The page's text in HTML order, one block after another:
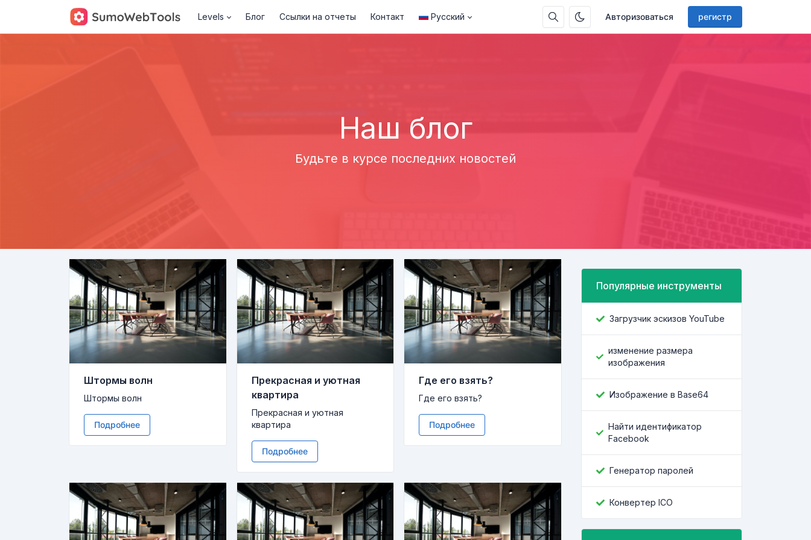
Авторизоваться регистр
Levels Блог Ссылки на отчеты Контакт Русский
Наш блог
Будьте в курсе последних новостей
Штормы волн
Штормы волн
Подробнее
Прекрасная и уютная
квартира
Прекрасная и уютная
квартира
Подробнее
Где его взять?
Где его взять?
Подробнее
Популярные инструменты
Загрузчик эскизов YouTube
изменение размера
изображения
Изображение в Base64
Найти идентификатор
Facebook
Генератор паролей
Конвертер ICO